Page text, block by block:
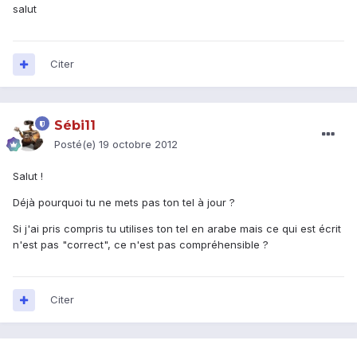
salut
Citer
Sébi11
Posté(e) 19 octobre 2012
Salut !
Déjà pourquoi tu ne mets pas ton tel à jour ?
Si j'ai pris compris tu utilises ton tel en arabe mais ce qui est écrit
n'est pas "correct", ce n'est pas compréhensible ?
Citer